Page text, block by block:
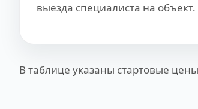
выезда специалиста на объект.
В таблице указаны стартовые